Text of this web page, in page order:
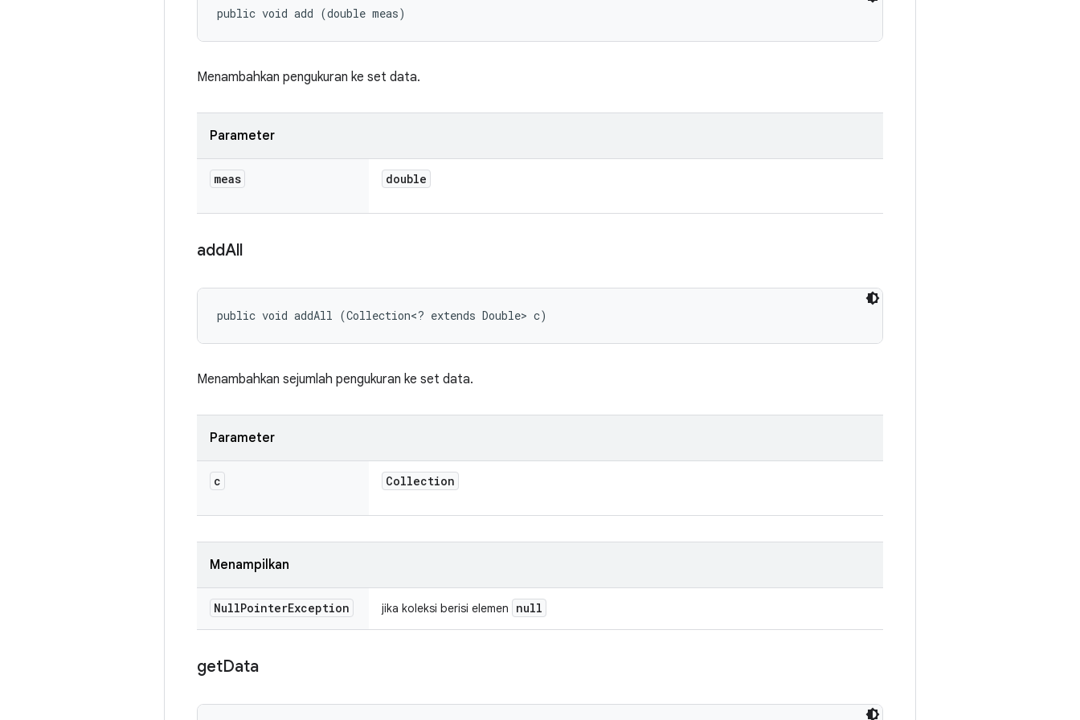
public void add (double meas)
Menambahkan pengukuran ke set data.
Parameter
meas double
addAll
public void addAll (Collection<? extends Double> c)
Menambahkan sejumlah pengukuran ke set data.
Parameter
c Collection
Menampilkan
NullPointerException jika koleksi berisi elemen null
getData